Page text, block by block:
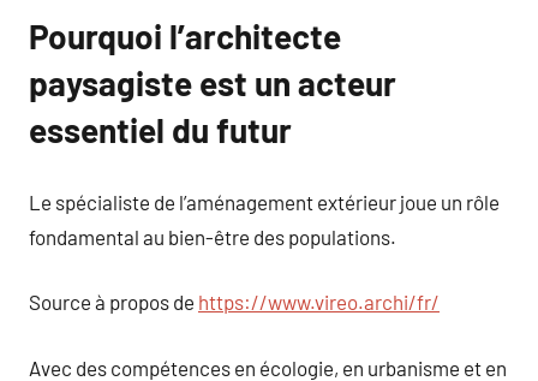
Pourquoi l’architecte
paysagiste est un acteur
essentiel du futur
Le spécialiste de l’aménagement extérieur joue un rôle
fondamental au bien-être des populations.
Source à propos de https://www.vireo.archi/fr/
Avec des compétences en écologie, en urbanisme et en